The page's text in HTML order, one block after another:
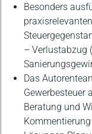
Besonders
– Verlustabzug
Das
Gewerbesteuer
Beratung und